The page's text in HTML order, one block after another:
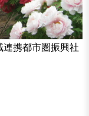
携都市圏振興社